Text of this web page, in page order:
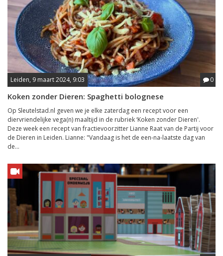
Leiden, 9 maart 2024, 9:03 0
Koken zonder Dieren: Spaghetti bolognese
Op Sleutelstad.nl geven we je elke zaterdag een recept voor een
diervriendelijke vega(n) maaltijd in de rubriek ‘Koken zonder Dieren'.
Deze week een recept van fractievoorzitter Lianne Raat van de Partij voor
de Dieren in Leiden. Lianne: "Vandaag is het de een-na-laatste dag van
de...